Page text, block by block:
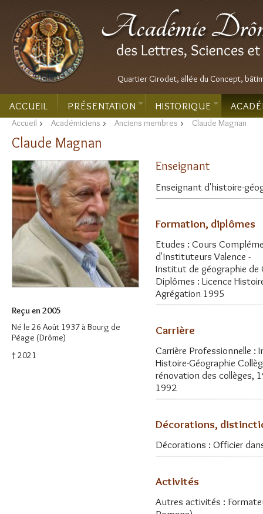
Quartier Girodet, allée du Concept,
ACCUEIL PRÉSENTATION HISTORIQUE
Accueil > Académiciens > Anciens membres > Claude Magnan
Claude Magnan
Reçu en 2005
Né le 26 Août 1937 à Bourg de
Péage (Drôme)
† 2021
Enseignant
Enseignant d'histoire-
Formation, diplômes
Etudes : Cours
d'Instituteurs Valence -
Institut de géographie de
Diplômes : Licence
Agrégation 1995
Carrière
Carrière Professionnelle
Histoire-Géographie
rénovation des collèges,
1992
Décorations,
Décorations : Officier
Activités
Autres activités :